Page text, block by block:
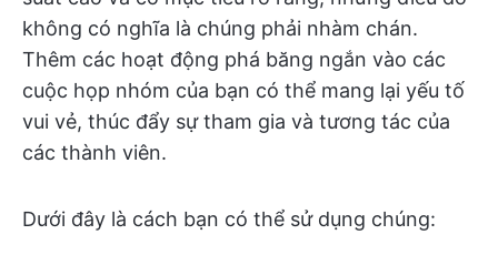
không có nghĩa là chúng phải nhàm chán.
Thêm các hoạt động phá băng ngắn vào các
cuộc họp nhóm của bạn có thể mang lại yếu tố
vui vẻ, thúc đẩy sự tham gia và tương tác của
các thành viên.
Dưới đây là cách bạn có thể sử dụng chúng: